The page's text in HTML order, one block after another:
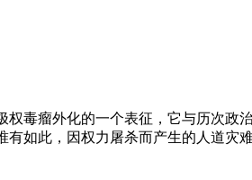
权毒瘤外化的一个表征，它与历次政
如此，因权力屠杀而产生的人道灾难